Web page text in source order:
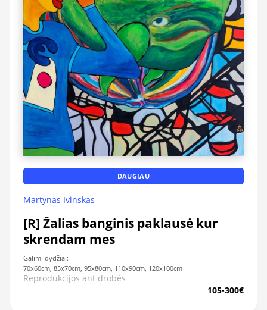
DAUGIAU
Martynas Ivinskas
[R] Žalias banginis paklausė kur
skrendam mes
Galimi dydžiai:
70x60cm, 85x70cm, 95x80cm, 110x90cm, 120x100cm
Reprodukcijos ant drobės
105-300€